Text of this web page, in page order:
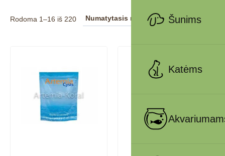
Šunims
Katėms
Rodoma 1–16 iš 220